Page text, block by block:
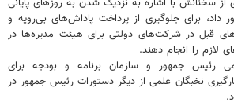
داد، برای جلوگیری از پرداخت پاداش‌های بی‌رویه و
قبل در شرکت‌های دولتی برای هیئت مدیره‌ها در
لازم را انجام دهند.
رئیس جمهور و سازمان برنامه و بودجه برای
نخبگان علمی از دیگر دستورات رئیس جمهور در